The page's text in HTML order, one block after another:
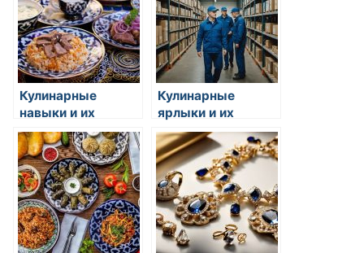
Кулинарные
навыки и их
эксплуатация
Кулинарные
ярлыки и их
назначение